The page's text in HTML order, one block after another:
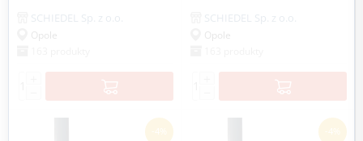
SCHIEDEL Sp. z o.o.
Opole
SCHIEDEL Sp. z o.o.
Opole
-4% -4%